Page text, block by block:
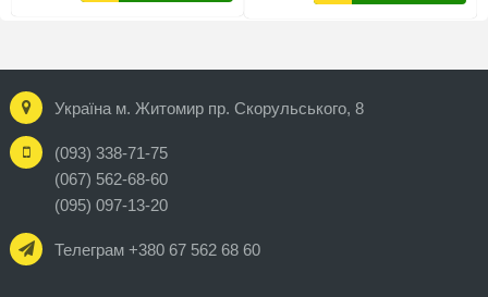
Україна м. Житомир пр. Скорульського, 8
(093) 338-71-75
(067) 562-68-60
(095) 097-13-20
Телеграм +380 67 562 68 60